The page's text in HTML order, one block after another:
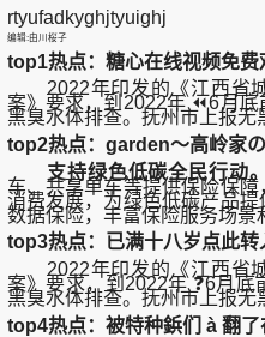
rtyufadkyghjtyuighj
编辑:由川桜子
top1热点：糖心在线视频免费
2022年印发的《江西省城
案》要求，到2022年 ⏪6月
黑臭水体排查。抚州市上报无
top2热点：garden～高岭家
支持绿色低碳全民行动
车、共享单车等提供保险保
消费发展，为绿色低碳产品
数据保险，丰富保险服务场景
top3热点：已满十八岁点此转
2022年印发的《江西省城
案》要求，到2022年 ❓6月
黑臭水体排查。抚州市上报无
top4热点：被特种鋲们 à 翻了